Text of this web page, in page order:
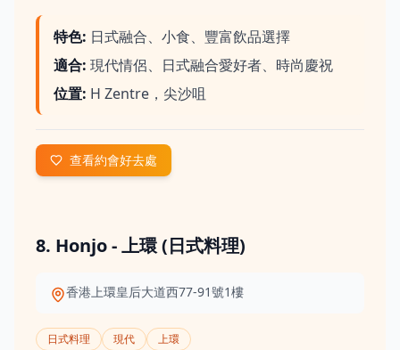
特色: 日式融合、小食、豐富飲品選擇
適合: 現代情侶、日式融合愛好者、時尚慶祝
位置: H Zentre，尖沙咀
查看約會好去處
8. Honjo - 上環 (日式料理)
香港上環皇后大道西77-91號1樓
日式料理 現代 上環